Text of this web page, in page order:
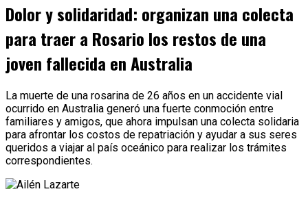
Dolor y solidaridad: organizan una colecta
para traer a Rosario los restos de una
joven fallecida en Australia
La muerte de una rosarina de 26 años en un accidente vial
ocurrido en Australia generó una fuerte conmoción entre
familiares y amigos, que ahora impulsan una colecta solidaria
para afrontar los costos de repatriación y ayudar a sus seres
queridos a viajar al país oceánico para realizar los trámites
correspondientes.